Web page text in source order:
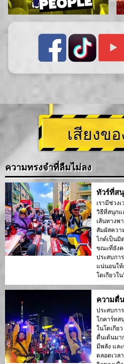
เสียงข
ความทรงจำที่ลืมไม่ลง
ทัวร์ที่ส
เรามีช่วง
วิธีที่สนุกแ
เส้นทางพ
สัมผัสควา
ไกด์เป็นมิ
ขณะที่ยังค
ประสบกา
แน่นอนให้
โตเกียวใ
ความตื่
ประสบกา
โกคาร์ทส
ในโตเกีย
ตื่นเต้นมา
มีพลัง แล
ตลอดเวล